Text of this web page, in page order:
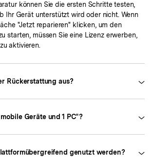
können Sie die ersten Schritte testen,
Ihr Gerät unterstützt wird oder nicht. Wenn
"Jetzt reparieren" klicken, um den
starten, müssen Sie eine Lizenz erwerben,
aktivieren.
Rückerstattung aus?
Geräte und 1 PC"?
genutzt werden?